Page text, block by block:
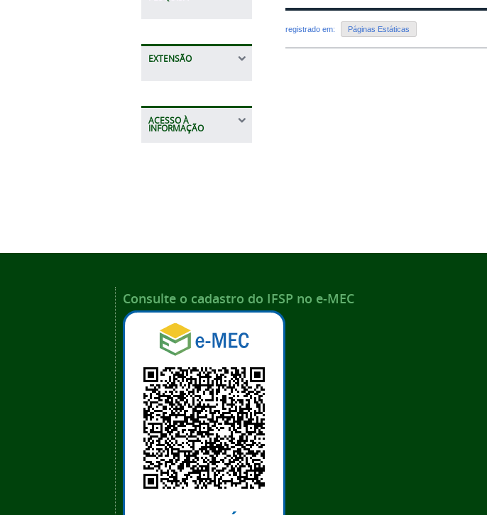
EXTENSÃO
ACESSO À
INFORMAÇÃO
registrado em: Páginas Estáticas
Consulte o cadastro do IFSP no e-MEC